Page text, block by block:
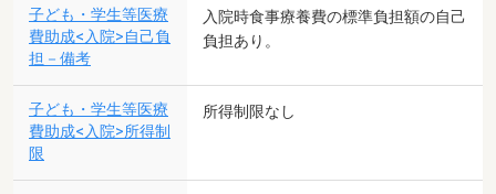
子ども・学生等医療
費助成<入院>自己負
担－備考
入院時食事療養費の標準負担額の自己
負担あり。
子ども・学生等医療
費助成<入院>所得制
限
所得制限なし